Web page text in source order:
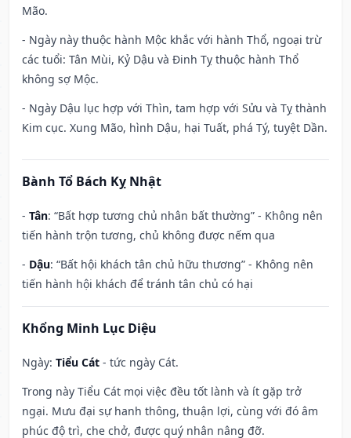
Mão.
- Ngày này thuộc hành Mộc khắc với hành Thổ, ngoại trừ
các tuổi: Tân Mùi, Kỷ Dậu và Đinh Tỵ thuộc hành Thổ
không sợ Mộc.
- Ngày Dậu lục hợp với Thìn, tam hợp với Sửu và Tỵ thành
Kim cục. Xung Mão, hình Dậu, hại Tuất, phá Tý, tuyệt Dần.
Bành Tổ Bách Kỵ Nhật
- Tân: “Bất hợp tương chủ nhân bất thường” - Không nên
tiến hành trộn tương, chủ không được nếm qua
- Dậu: “Bất hội khách tân chủ hữu thương” - Không nên
tiến hành hội khách để tránh tân chủ có hại
Khổng Minh Lục Diệu
Ngày: Tiểu Cát - tức ngày Cát.
Trong này Tiểu Cát mọi việc đều tốt lành và ít gặp trở
ngại. Mưu đại sự hanh thông, thuận lợi, cùng với đó âm
phúc độ trì, che chở, được quý nhân nâng đỡ.